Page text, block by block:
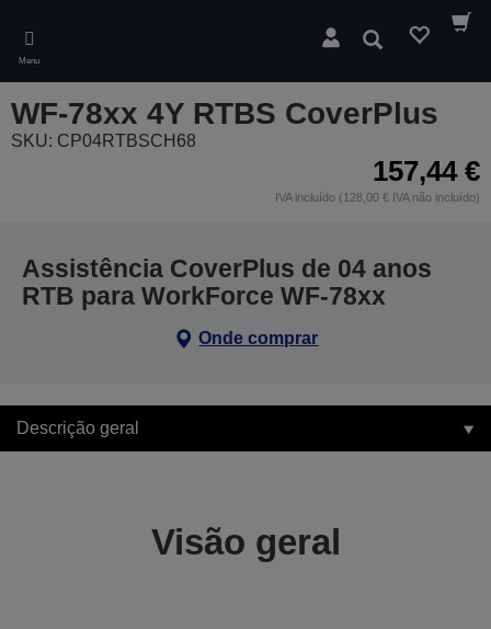
main
content
Menu
Pesquisar
WF-78xx 4Y RTBS CoverPlus
SKU: CP04RTBSCH68
157,44 €
IVA incluído (128,00 € IVA não incluído)
Assistência CoverPlus de 04 anos
RTB para WorkForce WF-78xx
Onde comprar
Descrição geral
Visão geral